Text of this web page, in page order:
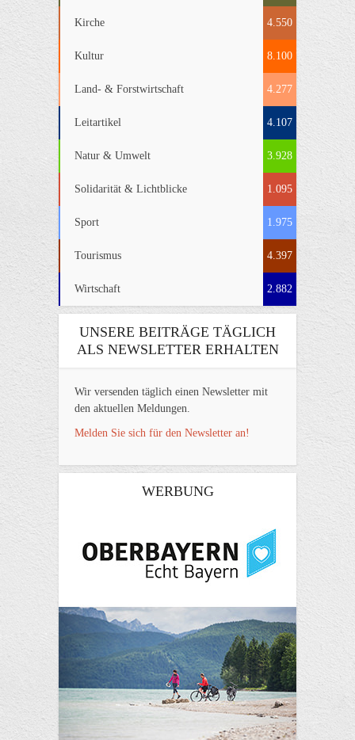
Kirche 4.550
Kultur 8.100
Land- & Forstwirtschaft 4.277
Leitartikel 4.107
Natur & Umwelt 3.928
Solidarität & Lichtblicke 1.095
Sport 1.975
Tourismus 4.397
Wirtschaft 2.882
UNSERE BEITRÄGE TÄGLICH
ALS NEWSLETTER ERHALTEN
Wir versenden täglich einen Newsletter mit
den aktuellen Meldungen.
Melden Sie sich für den Newsletter an!
WERBUNG